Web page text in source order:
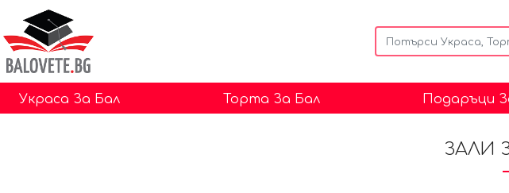
Украса За Бал Торта За Бал Подаръци
ЗАЛИ